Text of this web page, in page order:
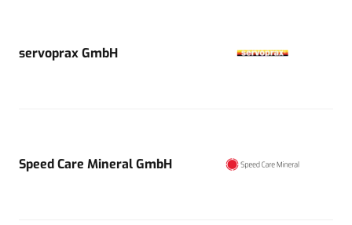
servoprax GmbH
Speed Care Mineral GmbH